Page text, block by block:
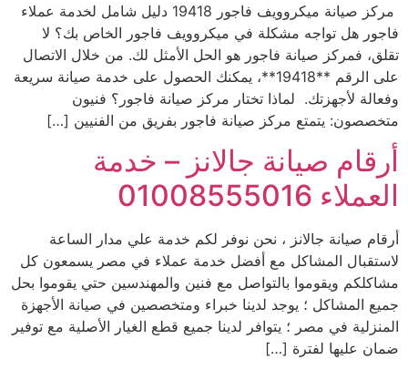
مركز صيانة ميكروويف فاجور 19418 دليل شامل لخدمة عملاء
فاجور هل تواجه مشكلة في ميكروويف فاجور الخاص بك؟ لا
تقلق، فمركز صيانة فاجور هو الحل الأمثل لك. من خلال الاتصال
على الرقم **19418**، يمكنك الحصول على خدمة صيانة سريعة
وفعالة لأجهزتك. لماذا تختار مركز صيانة فاجور؟ فنيون
متخصصون: يتمتع مركز صيانة فاجور بفريق من الفنيين […]
أرقام صيانة جالانز – خدمة
العملاء 01008555016
أرقام صيانة جالانز ، نحن نوفر لكم خدمة علي مدار الساعة
لاستقبال المشاكل مع أفضل خدمة عملاء في مصر يسمعون كل
مشاكلكم ويقوموا بالتواصل مع فنين والمهندسين حتي يقوموا بحل
جميع المشاكل ؛ يوجد لدينا خبراء ومتخصصين في صيانة الأجهزة
المنزلية في مصر ؛ يتوافر لدينا جميع قطع الغيار الأصلية مع توفير
ضمان عليها لفترة […]